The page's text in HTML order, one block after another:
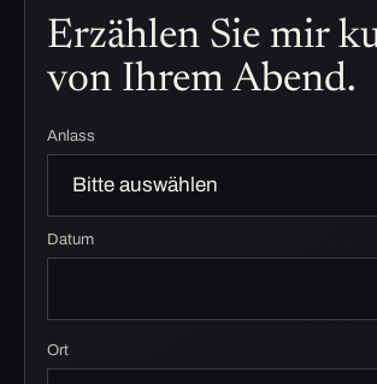
Erzählen Sie mir
von Ihrem Abend.
Anlass
Datum
Ort